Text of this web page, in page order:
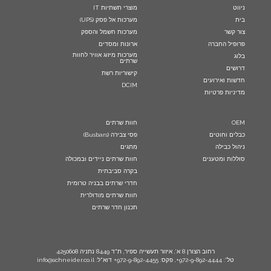
ניווט
בית
צור קשר
פרופיל החברה
בלוג
דרושים
חדשות ואירועים
מדיניות פרטיות
מוצרי תשתיות IT
מערכות אל פסק (UPS)
מערכות חשמל והספק
ארונות ומסדים
מערכות מיזוג אוויר לחוות
שרתים
קישוריות רשת
DCIM
OEM
כבלים וחוטים
ניהול כבילה
סוללות ומטענים
חוות שרתים
פסי צבירה (Busbars)
מתגים
חוות שרתים ניידים ובמכולה
בקרה סביבתית
חדרי שרתים בבניה טרומית
חוות שרתים מודולרית
תכנון חדר שרתים
רחוב הצורן 8 א’, איזור תעשייה ספיר, ת"ד 8449 נתניה 4250608
טל': 972-9-892-4444+, פקס: 972-9-892-4455+ דוא"ל: info@schneider.co.il